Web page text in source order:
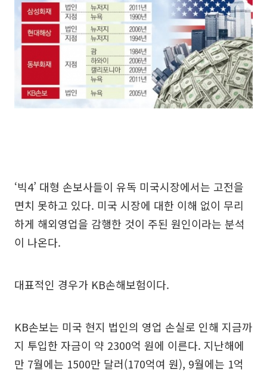
‘빅4’ 대형 손보사들이 유독 미국시장에서는 고전을
면치 못하고 있다. 미국 시장에 대한 이해 없이 무리
하게 해외영업을 감행한 것이 주된 원인이라는 분석
이 나온다.
대표적인 경우가 KB손해보험이다.
KB손보는 미국 현지 법인의 영업 손실로 인해 지금까
지 투입한 자금이 약 2300억 원에 이른다. 지난해에
만 7월에는 1500만 달러(170억여 원), 9월에는 1억